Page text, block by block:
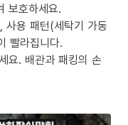
보호하세요.
사용 패턴(세탁기 가동
빨라집니다.
요. 배관과 패킹의 손